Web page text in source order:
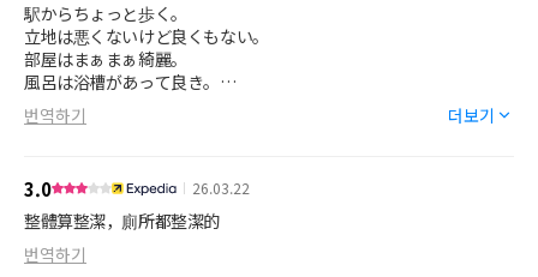
駅からちょっと歩く。
立地は悪くないけど良くもない。
部屋はまぁまぁ綺麗。
風呂は浴槽があって良き。
でもシャワーのホルダーが腰の高さで、めっちゃシャワー浴び辛い
よ。
もっと高い位置にもう1個つけたほうが良いと思う。
朝食は併設されてるカフェでいただくが、美味しかった。
毎日ゆで卵出るけど塩が薔薇塩しか置いてない。
ゆで卵はAJINOMOTOのアジシオをオススメしたい。
번역하기 더보기
3.0 26.03.22
整體算整潔，廁所都整潔的
번역하기